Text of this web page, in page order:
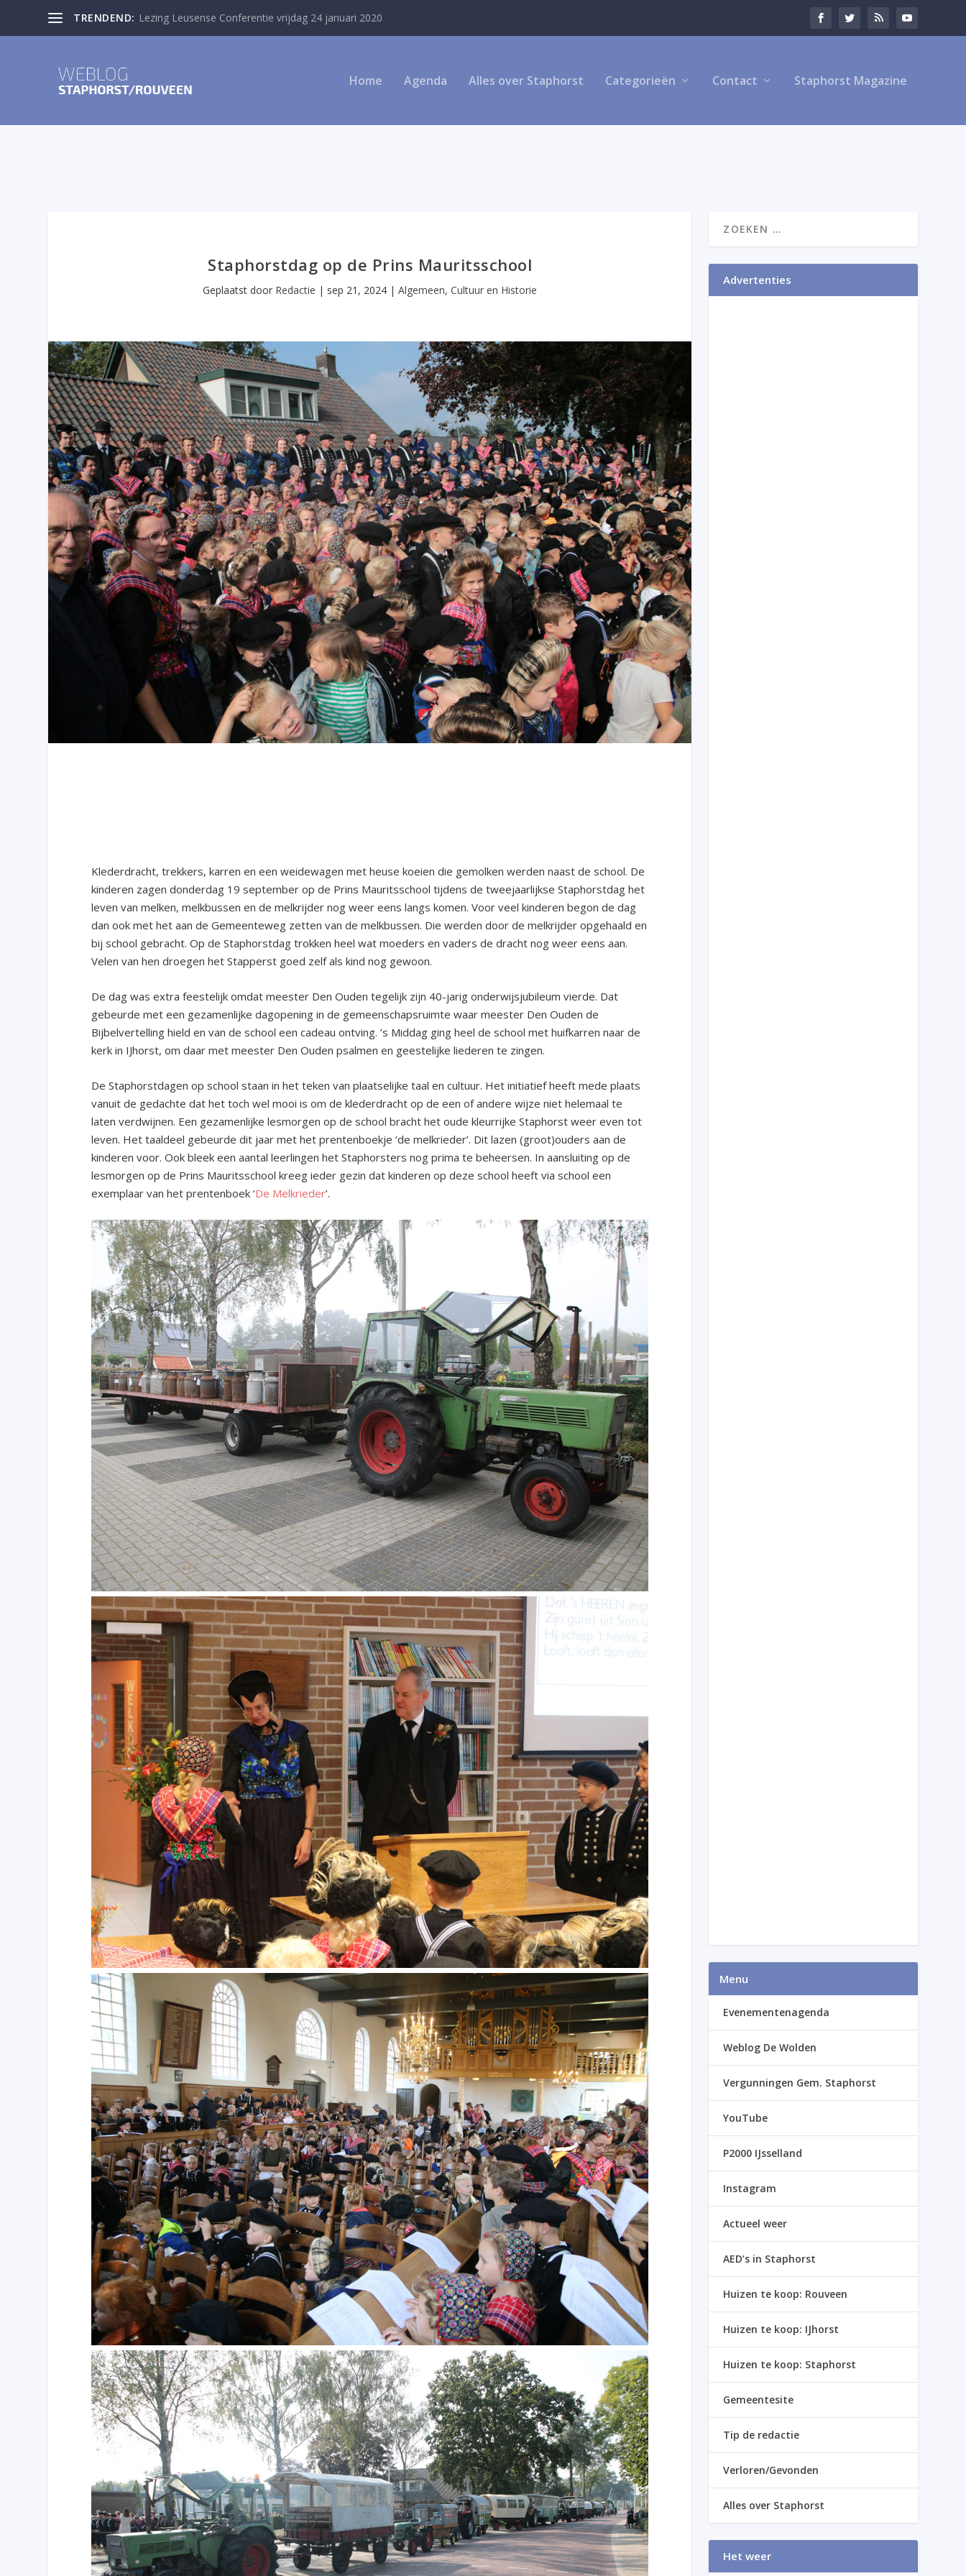
TRENDEND: Lezing Leusense Conferentie vrijdag 24 januari 2020
Home Agenda Alles over Staphorst Categorieën Contact Staphorst Magazine
Staphorstdag op de Prins Mauritsschool
Geplaatst door Redactie | sep 21, 2024 |Algemeen,Cultuur en Historie
Klederdracht, trekkers, karren en een weidewagen met heuse koeien die gemolken werden naast de school. De
kinderen zagen donderdag 19 september op de Prins Mauritsschool tijdens de tweejaarlijkse Staphorstdag het
leven van melken, melkbussen en de melkrijder nog weer eens langs komen. Voor veel kinderen begon de dag
dan ook met het aan de Gemeenteweg zetten van de melkbussen. Die werden door de melkrijder opgehaald en
bij school gebracht. Op de Staphorstdag trokken heel wat moeders en vaders de dracht nog weer eens aan.
Velen van hen droegen het Stapperst goed zelf als kind nog gewoon.
De dag was extra feestelijk omdat meester Den Ouden tegelijk zijn 40-jarig onderwijsjubileum vierde. Dat
gebeurde met een gezamenlijke dagopening in de gemeenschapsruimte waar meester Den Ouden de
Bijbelvertelling hield en van de school een cadeau ontving. ’s Middag ging heel de school met huifkarren naar de
kerk in IJhorst, om daar met meester Den Ouden psalmen en geestelijke liederen te zingen.
De Staphorstdagen op school staan in het teken van plaatselijke taal en cultuur. Het initiatief heeft mede plaats
vanuit de gedachte dat het toch wel mooi is om de klederdracht op de een of andere wijze niet helemaal te
laten verdwijnen. Een gezamenlijke lesmorgen op de school bracht het oude kleurrijke Staphorst weer even tot
leven. Het taaldeel gebeurde dit jaar met het prentenboekje ‘de melkrieder’. Dit lazen (groot)ouders aan de
kinderen voor. Ook bleek een aantal leerlingen het Staphorsters nog prima te beheersen. In aansluiting op de
lesmorgen op de Prins Mauritsschool kreeg ieder gezin dat kinderen op deze school heeft via school een
exemplaar van het prentenboek ‘De Melkrieder’.
Advertenties
Menu
Evenementenagenda
Weblog De Wolden
Vergunningen Gem. Staphorst
YouTube
P2000 IJsselland
Instagram
Actueel weer
AED’s in Staphorst
Huizen te koop: Rouveen
Huizen te koop: IJhorst
Huizen te koop: Staphorst
Gemeentesite
Tip de redactie
Verloren/Gevonden
Alles over Staphorst
Het weer